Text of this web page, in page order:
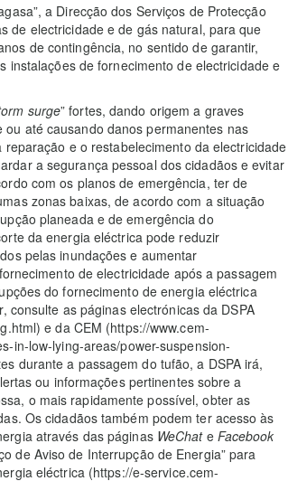
a Direcção dos Serviços de Protecção
de electricidade e de gás natural, para que
de contingência, no sentido de garantir,
instalações de fornecimento de electricidade e
surge” fortes, dando origem a graves
até causando danos permanentes nas
e o restabelecimento da electricidade
a segurança pessoal dos cidadãos e evitar
com os planos de emergência, ter de
zonas baixas, de acordo com a situação
planeada e de emergência do
da energia eléctrica pode reduzir
pelas inundações e aumentar
de electricidade após a passagem
do fornecimento de energia eléctrica
consulte as páginas electrónicas da DSPA
e da CEM (https://www.cem-
in-low-lying-areas/power-suspension-
durante a passagem do tufão, a DSPA irá,
ou informações pertinentes sobre a
o mais rapidamente possível, obter as
Os cidadãos também podem ter acesso às
através das páginas WeChate Facebook
de Aviso de Interrupção de Energia” para
eléctrica (https://e-service.cem-